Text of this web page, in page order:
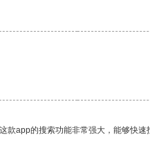
app的搜索功能非常强大，能够快速